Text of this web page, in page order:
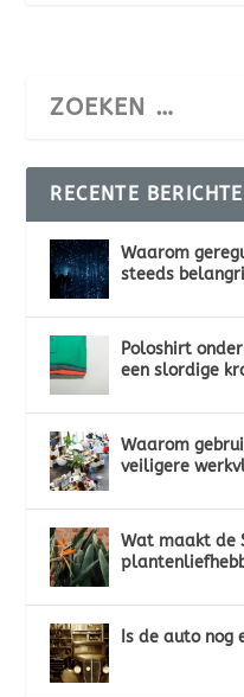
RECENTE
Waarom
steeds
Poloshirt
een slordige
Waarom
veiligere
Wat maakt de
Is de auto nog